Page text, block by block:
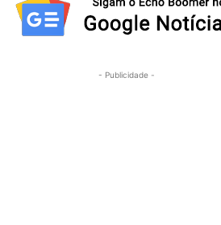
- Publicidade -